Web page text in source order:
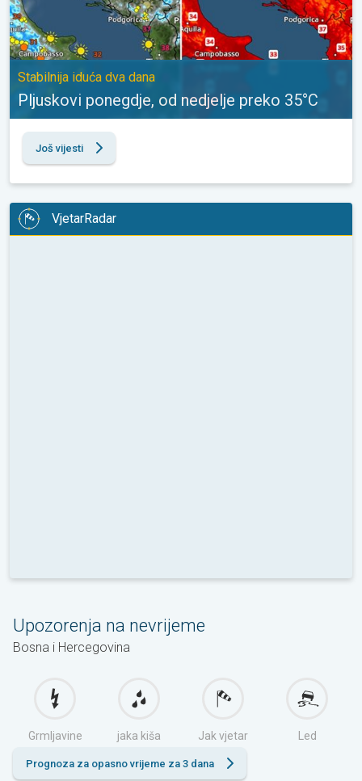
Stabilnija iduća dva dana
Pljuskovi ponegdje, od nedjelje preko 35°C
Još vijesti
VjetarRadar
Upozorenja na nevrijeme
Bosna i Hercegovina
Grmljavine jaka kiša Jak vjetar Led
Prognoza za opasno vrijeme za 3 dana